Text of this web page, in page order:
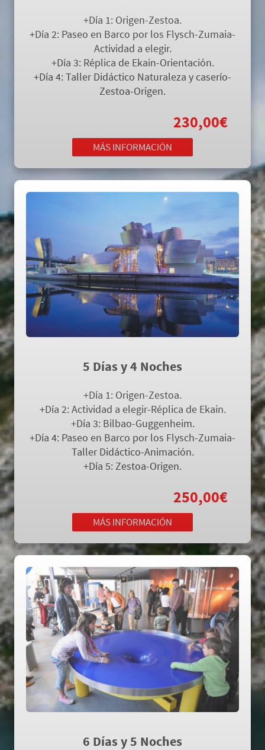
+Día 1: Origen-Zestoa.
+Día 2: Paseo en Barco por los Flysch-Zumaia-
Actividad a elegir.
+Día 3: Réplica de Ekain-Orientación.
+Día 4: Taller Didáctico Naturaleza y caserío-
Zestoa-Origen.
230,00€
MÁS INFORMACIÓN
5 Días y 4 Noches
+Día 1: Origen-Zestoa.
+Día 2: Actividad a elegir-Réplica de Ekain.
+Día 3: Bilbao-Guggenheim.
+Día 4: Paseo en Barco por los Flysch-Zumaia-
Taller Didáctico-Animación.
+Día 5: Zestoa-Origen.
250,00€
MÁS INFORMACIÓN
6 Días y 5 Noches